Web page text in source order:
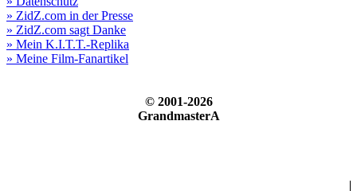
» ZidZ.com in der Presse
» ZidZ.com sagt Danke
» Mein K.I.T.T.-Replika
» Meine Film-Fanartikel
© 2001-2026
GrandmasterA